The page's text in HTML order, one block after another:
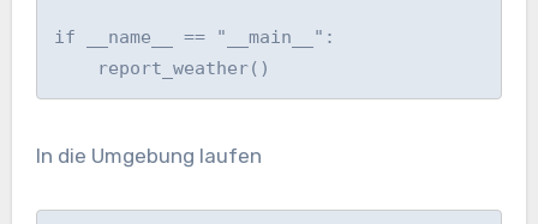
if __name__ == "__main__":
    report_weather()
In die Umgebung laufen